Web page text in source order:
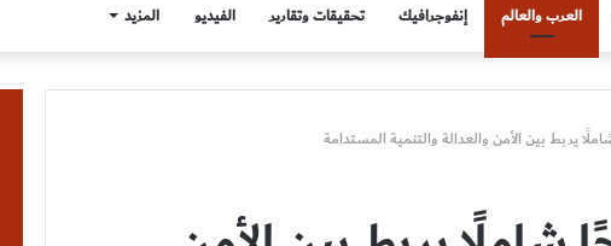
العرب والعالم إنفوجرافيك تحقيقات وتقارير الفيديو المزيد
يربط بين الأمن والعدالة والتنمية المستدامة